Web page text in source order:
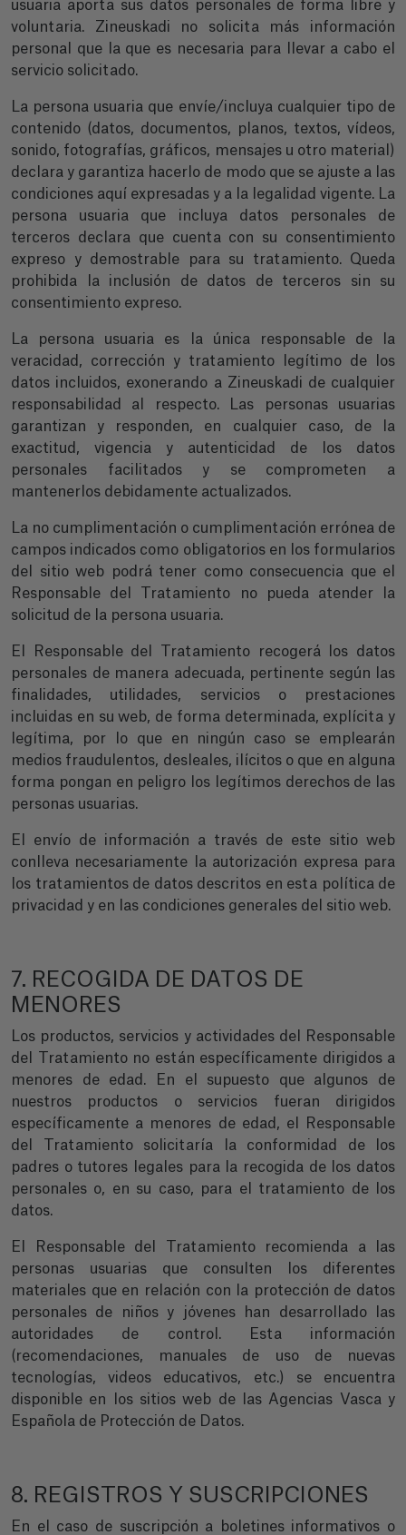
usuaria aporta sus datos personales de forma libre y
voluntaria. Zineuskadi no solicita más información
personal que la que es necesaria para llevar a cabo el
servicio solicitado.
La persona usuaria que envíe/incluya cualquier tipo de
contenido (datos, documentos, planos, textos, vídeos,
sonido, fotografías, gráficos, mensajes u otro material)
declara y garantiza hacerlo de modo que se ajuste a las
condiciones aquí expresadas y a la legalidad vigente. La
persona usuaria que incluya datos personales de
terceros declara que cuenta con su consentimiento
expreso y demostrable para su tratamiento. Queda
prohibida la inclusión de datos de terceros sin su
consentimiento expreso.
La persona usuaria es la única responsable de la
veracidad, corrección y tratamiento legítimo de los
datos incluidos, exonerando a Zineuskadi de cualquier
responsabilidad al respecto. Las personas usuarias
garantizan y responden, en cualquier caso, de la
exactitud, vigencia y autenticidad de los datos
personales facilitados y se comprometen a
mantenerlos debidamente actualizados.
La no cumplimentación o cumplimentación errónea de
campos indicados como obligatorios en los formularios
del sitio web podrá tener como consecuencia que el
Responsable del Tratamiento no pueda atender la
solicitud de la persona usuaria.
El Responsable del Tratamiento recogerá los datos
personales de manera adecuada, pertinente según las
finalidades, utilidades, servicios o prestaciones
incluidas en su web, de forma determinada, explícita y
legítima, por lo que en ningún caso se emplearán
medios fraudulentos, desleales, ilícitos o que en alguna
forma pongan en peligro los legítimos derechos de las
personas usuarias.
El envío de información a través de este sitio web
conlleva necesariamente la autorización expresa para
los tratamientos de datos descritos en esta política de
privacidad y en las condiciones generales del sitio web.
7. RECOGIDA DE DATOS DE
MENORES
Los productos, servicios y actividades del Responsable
del Tratamiento no están específicamente dirigidos a
menores de edad. En el supuesto que algunos de
nuestros productos o servicios fueran dirigidos
específicamente a menores de edad, el Responsable
del Tratamiento solicitaría la conformidad de los
padres o tutores legales para la recogida de los datos
personales o, en su caso, para el tratamiento de los
datos.
El Responsable del Tratamiento recomienda a las
personas usuarias que consulten los diferentes
materiales que en relación con la protección de datos
personales de niños y jóvenes han desarrollado las
autoridades de control. Esta información
(recomendaciones, manuales de uso de nuevas
tecnologías, videos educativos, etc.) se encuentra
disponible en los sitios web de las Agencias Vasca y
Española de Protección de Datos.
8. REGISTROS Y SUSCRIPCIONES
En el caso de suscripción a boletines informativos o